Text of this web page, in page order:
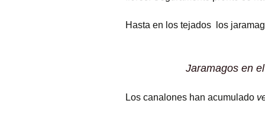
Hasta en los tejados los
Jaramagos en
Los canalones han acumulado